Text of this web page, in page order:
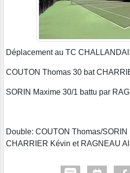
Déplacement au TC
COUTON Thomas 30 bat
SORIN Maxime 30/1 battu par
Double: COUTON Thomas/
CHARRIER Kévin et RAGNEAU